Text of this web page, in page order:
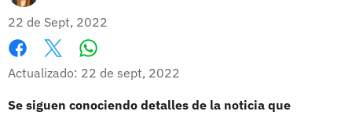
22 de Sept, 2022
Facebook
X
Actualizado: 22 de sept, 2022
Se siguen conociendo detalles de la noticia que